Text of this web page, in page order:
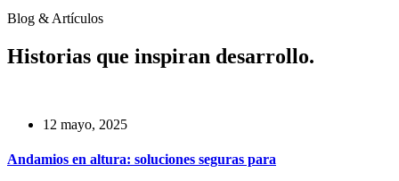
Blog & Artículos
Historias que inspiran desarrollo.
12 mayo, 2025
Andamios en altura: soluciones seguras para